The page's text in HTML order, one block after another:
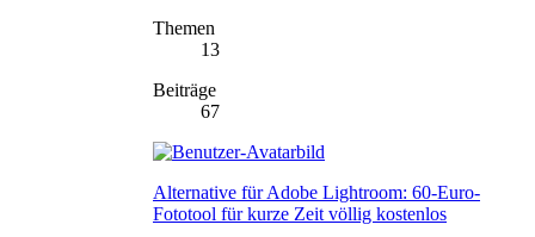
Themen
13
Beiträge
67
Alternative für Adobe Lightroom: 60-Euro-
Fototool für kurze Zeit völlig kostenlos